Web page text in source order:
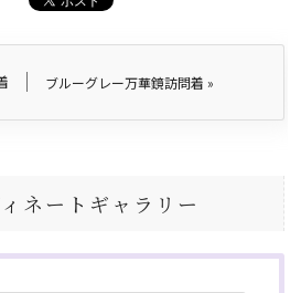
ブルーグレー万華鏡訪問着 »
ネートギャラリー